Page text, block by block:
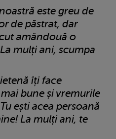
este greu de
de păstrat, dar
amândouă o
mulți ani, scumpa
îți face
bune și vremurile
ești acea persoană
La mulți ani, te